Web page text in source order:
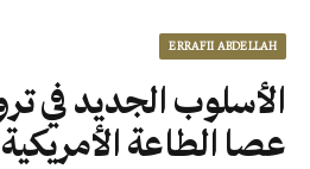
ERRAFII ABDELLAH
الأسلوب الجديد في
عصا الطاعة الأمريكية